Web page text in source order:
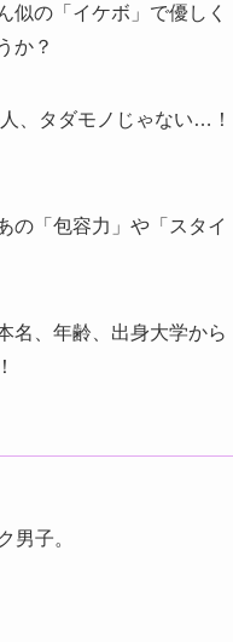
似の「イケボ」で優しく
か？
、タダモノじゃない…！
の「包容力」や「スタイ
名、年齢、出身大学から
男子。